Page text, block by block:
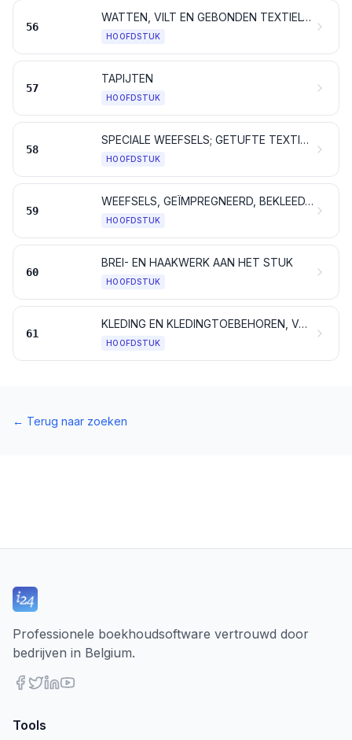
56
WATTEN, VILT EN GEBONDEN TEXTIELVLIES; SPECIALE GARENS; BINDGAREN, TOUW EN KABEL, ALSMEDE WERKEN DAARVAN
HOOFDSTUK
57
TAPIJTEN
HOOFDSTUK
58
SPECIALE WEEFSELS; GETUFTE TEXTIELSTOFFEN; KANT; TAPISSERIEËN; PASSEMENTWERK; BORDUURWERK
HOOFDSTUK
59
WEEFSELS, GEÏMPREGNEERD, BEKLEED, BEDEKT OF GELAMINEERD; TECHNISCHE ARTIKELEN VAN TEXTIELSTOFFEN
HOOFDSTUK
60
BREI- EN HAAKWERK AAN HET STUK
HOOFDSTUK
61
KLEDING EN KLEDINGTOEBEHOREN, VAN BREI- OF HAAKWERK
HOOFDSTUK
← Terug naar zoeken
Professionele boekhoudsoftware vertrouwd door
bedrijven in Belgium.
Tools